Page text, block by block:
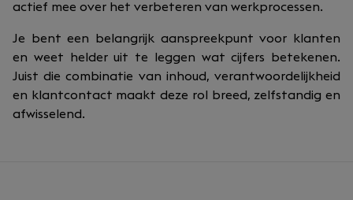
actief mee over het verbeteren van werkprocessen.
Je bent een belangrijk aanspreekpunt voor klanten
en weet helder uit te leggen wat cijfers betekenen.
Juist die combinatie van inhoud, verantwoordelijkheid
en klantcontact maakt deze rol breed, zelfstandig en
afwisselend.